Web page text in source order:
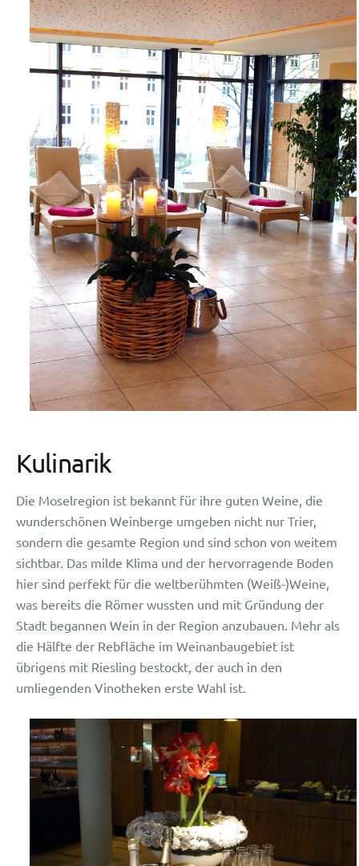
Kulinarik
Die Moselregion ist bekannt für ihre guten Weine, die
wunderschönen Weinberge umgeben nicht nur Trier,
sondern die gesamte Region und sind schon von weitem
sichtbar. Das milde Klima und der hervorragende Boden
hier sind perfekt für die weltberühmten (Weiß-)Weine,
was bereits die Römer wussten und mit Gründung der
Stadt begannen Wein in der Region anzubauen. Mehr als
die Hälfte der Rebfläche im Weinanbaugebiet ist
übrigens mit Riesling bestockt, der auch in den
umliegenden Vinotheken erste Wahl ist.